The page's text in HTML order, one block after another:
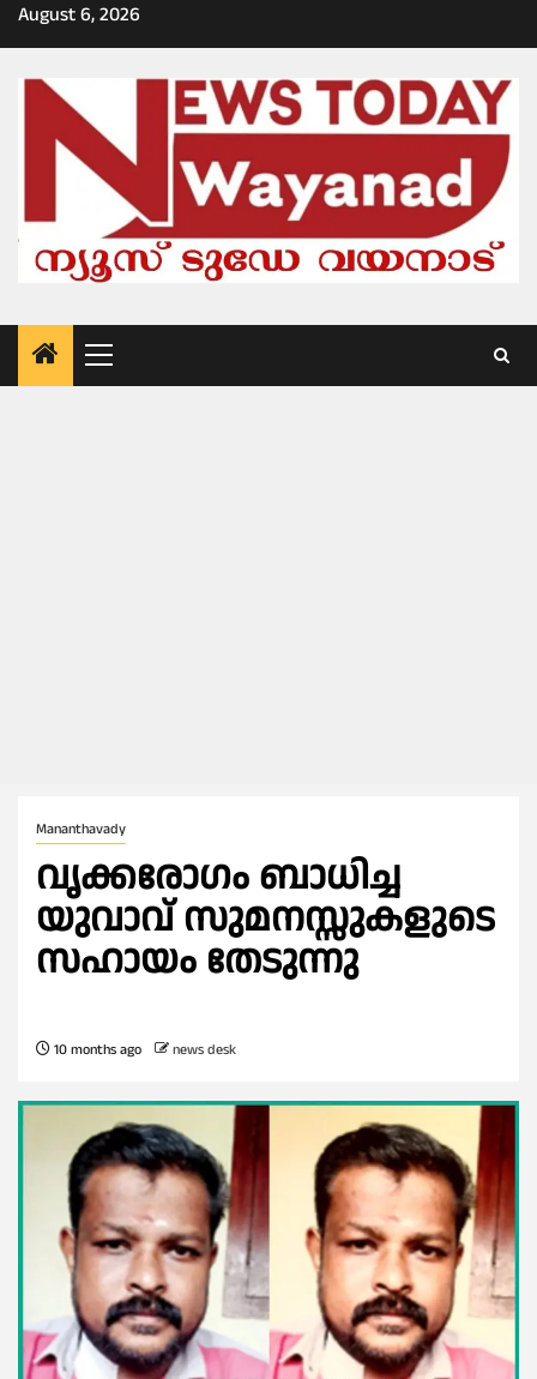
Skip
to
August 6, 2026
Primary
Menu
Mananthavady
വൃക്കരോഗം ബാധിച്ച
യുവാവ് സുമനസ്സുകളുടെ
സഹായം തേടുന്നു
10 months ago news desk